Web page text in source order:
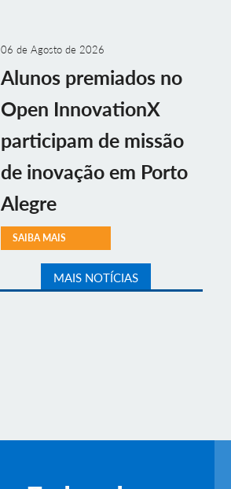
06 de Agosto de 2026
Alunos premiados no
Open InnovationX
participam de missão
de inovação em Porto
Alegre
SAIBA MAIS
MAIS NOTÍCIAS